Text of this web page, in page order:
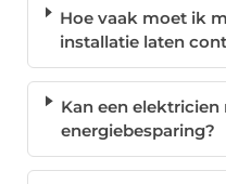
Hoe vaak moet ik
installatie laten
Kan een
energiebesparing?